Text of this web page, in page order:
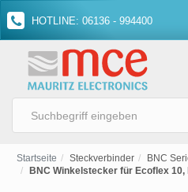
HOTLINE: 06136 - 994400
Startseite Steckverbinder BNC
BNC Winkelstecker für Ecoflex 10,